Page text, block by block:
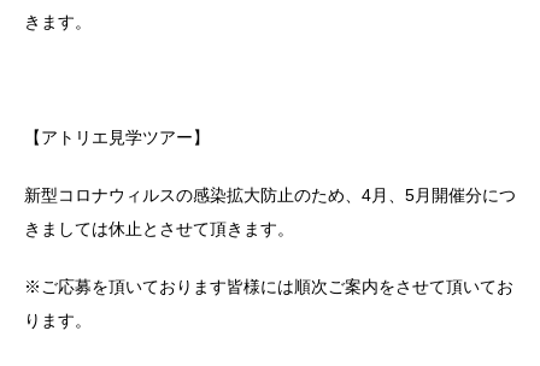
きます。
【アトリエ見学ツアー】
新型コロナウィルスの感染拡大防止のため、4月、5月開催分につ
きましては休止とさせて頂きます。
※ご応募を頂いております皆様には順次ご案内をさせて頂いてお
ります。